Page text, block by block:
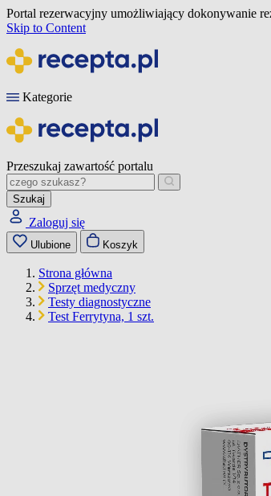
Portal rezerwacyjny umożliwiający dokonywanie
Skip to Content
Kategorie
Przeszukaj zawartość portalu
Szukaj
Zaloguj się
Ulubione Koszyk
Strona główna
Sprzęt medyczny
Testy diagnostyczne
Test Ferrytyna, 1 szt.